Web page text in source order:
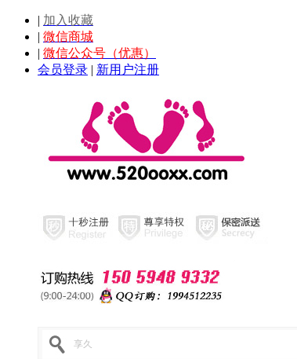
| 加入收藏
| 微信商城
| 微信公众号（优惠）
会员登录 | 新用户注册